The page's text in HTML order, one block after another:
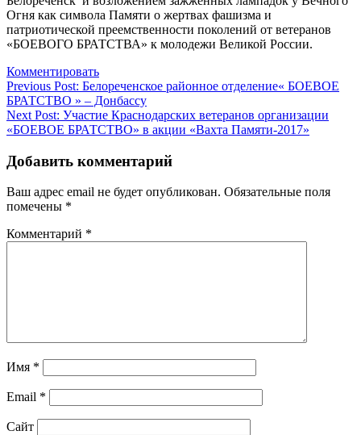
Огня как символа Памяти о жертвах фашизма и
патриотической преемственности поколений от ветеранов
«БОЕВОГО БРАТСТВА» к молодежи Великой России.
Комментировать
Навигация
по
записям
Previous Post: Белореченское районное отделение« БОЕВОЕ
БРАТСТВО » – Донбассу
Next Post: Участие Краснодарских ветеранов организации
«БОЕВОЕ БРАТСТВО» в акции «Вахта Памяти-2017»
Добавить комментарий
Ваш адрес email не будет опубликован. Обязательные поля
помечены *
Комментарий *
Имя *
Email *
Сайт